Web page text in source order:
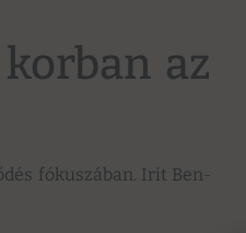
az
fókuszában. Irit Ben-